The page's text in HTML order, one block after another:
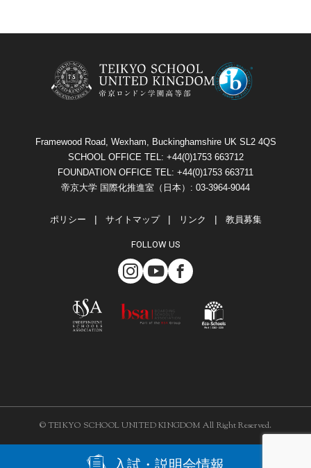
Framewood Road, Wexham, Buckinghamshire UK SL2 4QS
SCHOOL OFFICE TEL: +44(0)1753 663712
FOUNDATION OFFICE TEL: +44(0)1753 663711
帝京大学 国際化推進室（日本）: 03-3964-9044
ポリシー サイトマップ リンク 教員募集
FOLLOW US
入試・説明会情報
© TEIKYO SCHOOL UNITED KINGDOM All Right Reserved.